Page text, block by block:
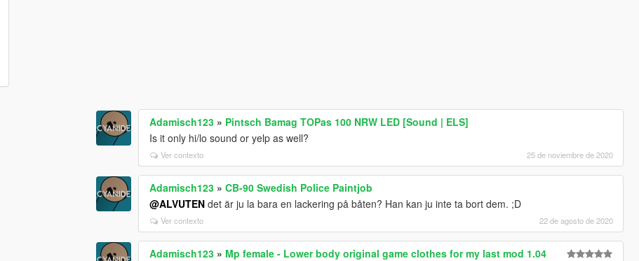
Adamisch123 » Pintsch Bamag TOPas 100 NRW LED [Sound | ELS]
Is it only hi/lo sound or yelp as well?
Ver contexto 25 de noviembre de 2020
Adamisch123 »CB-90 Swedish Police Paintjob
@ALVUTEN det är ju la bara en lackering på båten? Han kan ju inte ta bort dem. ;D
Ver contexto 22 de agosto de 2020
Adamisch123 » Mp female - Lower body original game clothes for my last mod 1.04